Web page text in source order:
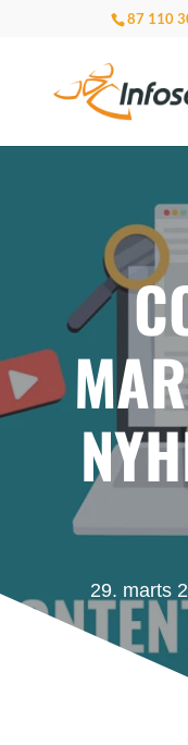
87 110
29. marts